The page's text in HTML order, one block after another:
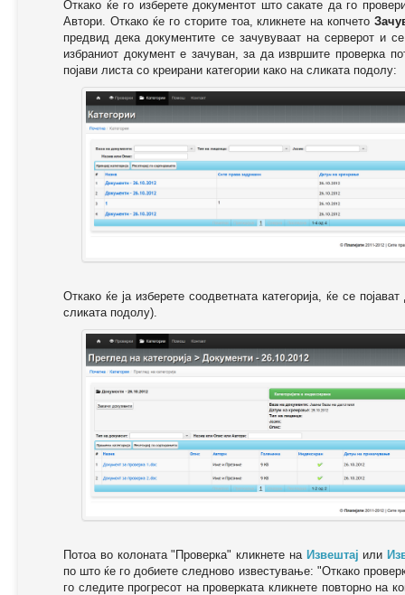
Откако ќе го изберете документот што сакате да го
Автори. Откако ќе го сторите тоа, кликнете на копчето
предвид дека документите се зачувуваат на серверот и
избраниот документ е зачуван, за да извршите проверка
појави листа со креирани категории како на сликата подолу:
Откако ќе ја изберете соодветната категорија, ќе се
сликата подолу).
Потоа во колоната "Проверка" кликнете на Извештај или
по што ќе го добиете следново известување: "Oткако
го следите прогресот на проверката кликнете повторно на